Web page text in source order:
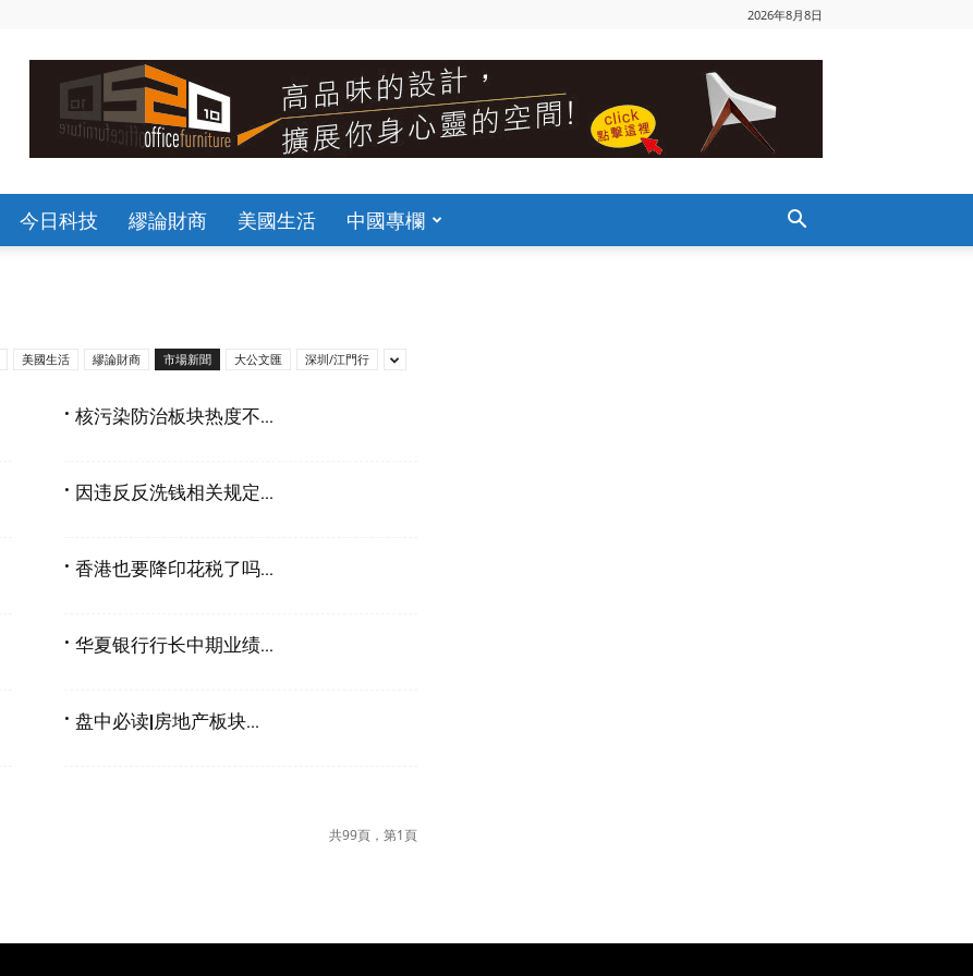
2026年8月8日
今日科技 繆論財商 美國生活 中國專欄
美國生活 繆論財商 市場新聞 大公文匯 深圳/江門行
核污染防治板块热度不...
因违反反洗钱相关规定...
香港也要降印花税了吗...
华夏银行行长中期业绩...
盘中必读|房地产板块...
共99頁，第1頁